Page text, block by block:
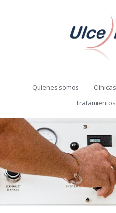
Quienes somos Clínicas
Tratamientos